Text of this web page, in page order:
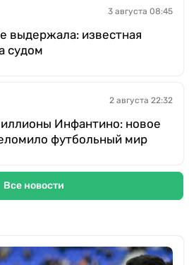
3 августа 08:45
выдержала: известная
судом
2 августа 22:32
Инфантино: новое
футбольный мир
Все новости